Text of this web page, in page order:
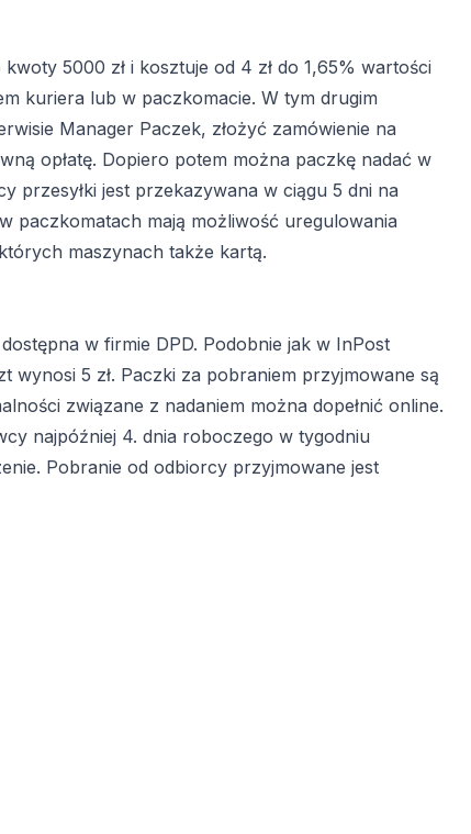
5000 zł i kosztuje od 4 zł do 1,65% wartości
kuriera lub w paczkomacie. W tym drugim
Manager Paczek, złożyć zamówienie na
opłatę. Dopiero potem można paczkę nadać w
przesyłki jest przekazywana w ciągu 5 dni na
paczkomatach mają możliwość uregulowania
maszynach także kartą.
w firmie DPD. Podobnie jak w InPost
wynosi 5 zł. Paczki za pobraniem przyjmowane są
związane z nadaniem można dopełnić online.
najpóźniej 4. dnia roboczego w tygodniu
Pobranie od odbiorcy przyjmowane jest